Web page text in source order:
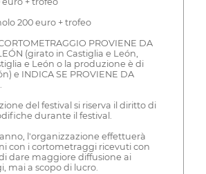
200 euro + trofeo
PROVIENE DA
(girato in Castiglia e León,
e León o la produzione è di
e INDICA SE PROVIENE DA
del festival si riserva il diritto di
durante il festival.
l'organizzazione effettuerà
con i cortometraggi ricevuti con
dare maggiore diffusione ai
mai a scopo di lucro.